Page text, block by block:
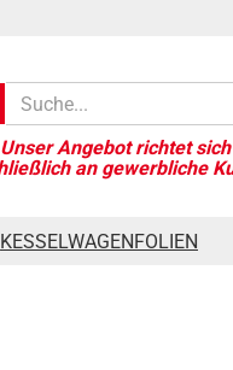
KESSELWAGENFOLIEN